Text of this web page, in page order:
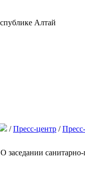
/Пресс-центр /
О заседании